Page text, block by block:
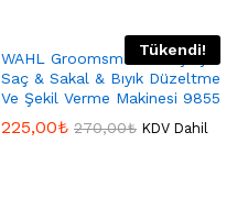
Tükendi!
WAHL Groomsman Pro Şarjlı
Saç & Sakal & Bıyık Düzeltme
Ve Şekil Verme Makinesi 9855
225,00₺ 270,00₺ KDV Dahil